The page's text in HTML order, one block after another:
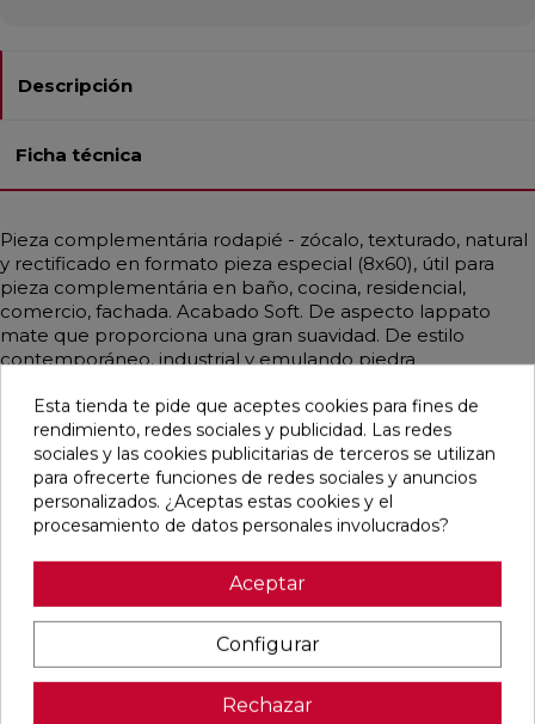
Descripción
Ficha técnica
Pieza complementária rodapié - zócalo, texturado, natural
y rectificado en formato pieza especial (8x60), útil para
pieza complementária en baño, cocina, residencial,
comercio, fachada. Acabado Soft. De aspecto lappato
mate que proporciona una gran suavidad. De estilo
contemporáneo, industrial y emulando piedra
Pensamos que te puede interesar
ALAPLANA
BODO
favorite
VERONA
WHITE MATE
RECTIFICADO
favorite
KAWAII GREY
MATE
31,6X100
RECTIFICADO
favorite
PALOMASTONE
WALL WHITE
favorite
Esta tienda te pide que aceptes cookies para fines de
rendimiento, redes sociales y publicidad. Las redes
sociales y las cookies publicitarias de terceros se utilizan
para ofrecerte funciones de redes sociales y anuncios
personalizados. ¿Aceptas estas cookies y el
procesamiento de datos personales involucrados?
Aceptar
Configurar
Rechazar